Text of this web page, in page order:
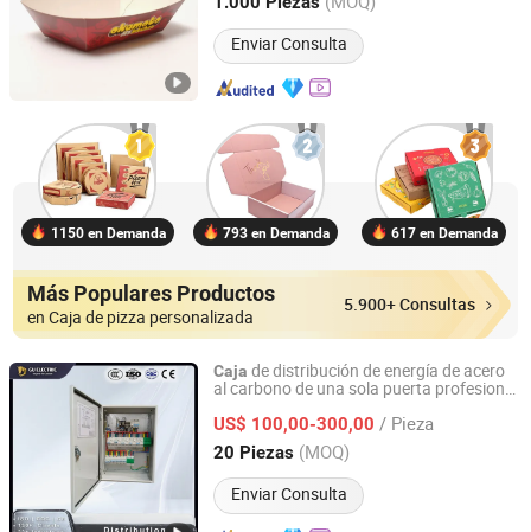
Enviar Consulta
1150 en Demanda 793 en Demanda 617 en Demanda
Más Populares Productos
en Caja de pizza personalizada
5.900+ Consultas
Caja de distribución de energía de acero
al carbono de una sola puerta profesional
US$ 100,00-300,00 / Pieza
20 Piezas (MOQ)
Enviar Consulta
Zhejiang Golden Unicorn Electrical Tech Company
Zhejiang, China Desde 2026